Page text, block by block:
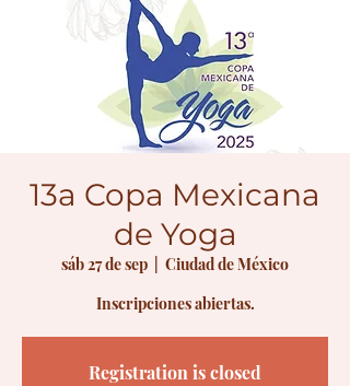
13a Copa Mexicana
de Yoga
sáb 27 de sep
Ciudad de México
Inscripciones abiertas.
Registration is closed